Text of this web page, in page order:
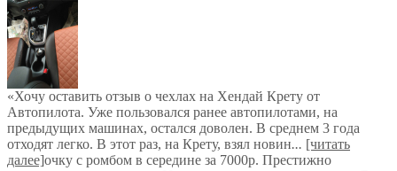
«Хочу оставить отзыв о чехлах на Хендай Крету от
Автопилота. Уже пользовался ранее автопилотами, на
предыдущих машинах, остался доволен. В среднем 3 года
отходят легко. В этот раз, на Крету, взял новин... [читать
далее]очку с ромбом в середине за 7000р. Престижно